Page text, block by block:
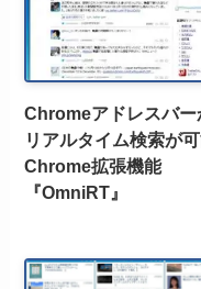
Chromeアドレスバー
リアルタイム検索が
Chrome拡張機能
『OmniRT』